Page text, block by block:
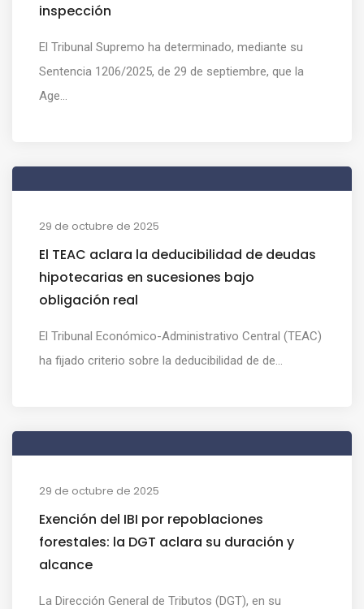
inspección
El Tribunal Supremo ha determinado, mediante su
Sentencia 1206/2025, de 29 de septiembre, que la
Age...
29 de octubre de 2025
El TEAC aclara la deducibilidad de deudas
hipotecarias en sucesiones bajo
obligación real
El Tribunal Económico-Administrativo Central (TEAC)
ha fijado criterio sobre la deducibilidad de de...
29 de octubre de 2025
Exención del IBI por repoblaciones
forestales: la DGT aclara su duración y
alcance
La Dirección General de Tributos (DGT), en su